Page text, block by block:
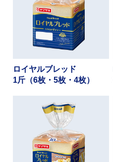
ロイヤルブレッド
1斤（6枚・5枚・4枚）